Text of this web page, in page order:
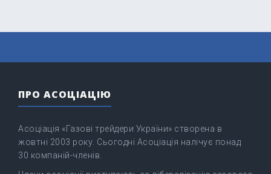
ПРО АСОЦІАЦІЮ
Асоціація «Газові трейдери України» створена в
жовтні 2003 року. Сьогодні Асоціація налічує понад
30 компаній-членів.